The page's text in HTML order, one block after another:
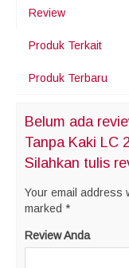
Review
Produk Terkait
Produk Terbaru
Belum ada
Tanpa Kaki LC
Silahkan tulis
Your email address
marked *
Review Anda